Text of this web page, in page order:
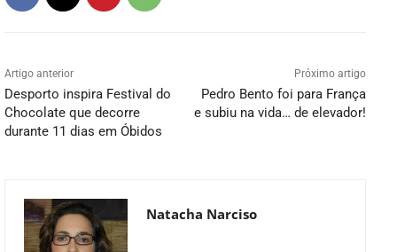
Artigo anterior
Desporto inspira Festival do
Chocolate que decorre
durante 11 dias em Óbidos
Próximo artigo
Pedro Bento foi para França
e subiu na vida… de elevador!
Natacha Narciso